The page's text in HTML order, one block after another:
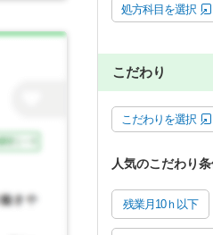
処方科目を選択
こだわり
こだわりを選択
人気のこだわり
残業月10ｈ以下